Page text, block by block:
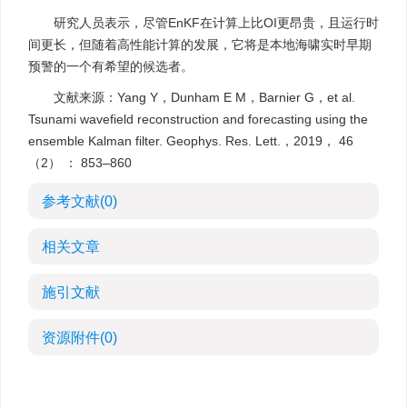
研究人员表示，尽管EnKF在计算上比OI更昂贵，且运行时
间更长，但随着高性能计算的发展，它将是本地海啸实时早期
预警的一个有希望的候选者。
文献来源：Yang Y，Dunham E M，Barnier G，et al.
Tsunami wavefield reconstruction and forecasting using the
ensemble Kalman filter. Geophys. Res. Lett.，2019， 46
（2） ： 853–860
参考文献(0)
相关文章
施引文献
资源附件(0)